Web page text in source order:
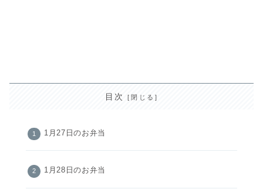
目次
1月27日のお弁当
1月28日のお弁当